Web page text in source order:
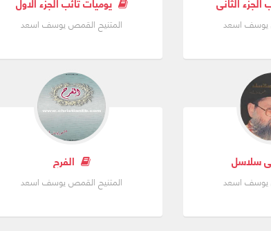
يوسف اسعد المتنيح القمص يوسف اسعد
سلاسل
يوسف اسعد
الفرح
المتنيح القمص يوسف اسعد